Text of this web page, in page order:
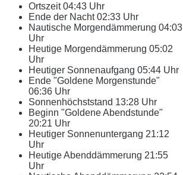
Ortszeit04:43 Uhr
Ende der Nacht02:33 Uhr
Nautische Morgendämmerung 04:03
Uhr
Heutige Morgendämmerung 05:02
Uhr
Heutiger Sonnenaufgang 05:44 Uhr
Ende "Goldene Morgenstunde"
06:36 Uhr
Sonnenhöchststand 13:28 Uhr
Beginn "Goldene Abendstunde"
20:21 Uhr
Heutiger Sonnenuntergang 21:12
Uhr
Heutige Abenddämmerung 21:55
Uhr